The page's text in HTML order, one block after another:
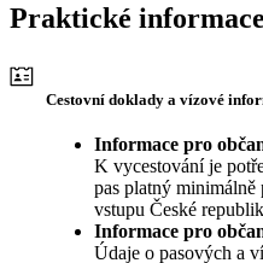
Praktické informace
Cestovní doklady a vízové
Informace pro
K vycestování je
pas platný
vstupu České
Informace pro
Údaje o pasových a